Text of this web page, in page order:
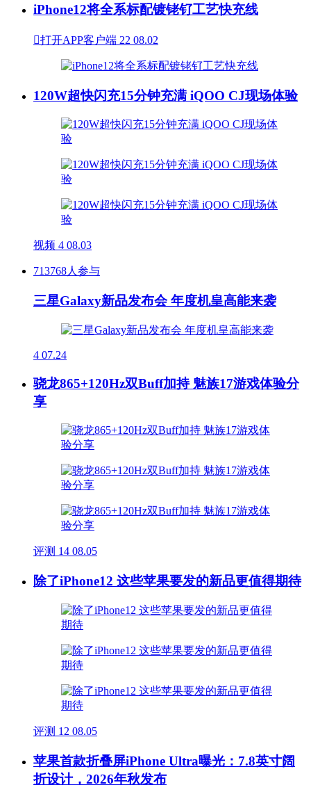
iPhone12将全系标配镀铑钌工艺快充线
打开APP客户端 22 08.02
120W超快闪充15分钟充满 iQOO CJ现场体验
视频 4 08.03
713768人参与
三星Galaxy新品发布会 年度机皇高能来袭
4 07.24
骁龙865+120Hz双Buff加持 魅族17游戏体验分
享
评测 14 08.05
除了iPhone12 这些苹果要发的新品更值得期待
评测 12 08.05
苹果首款折叠屏iPhone Ultra曝光：7.8英寸阔
折设计，2026年秋发布